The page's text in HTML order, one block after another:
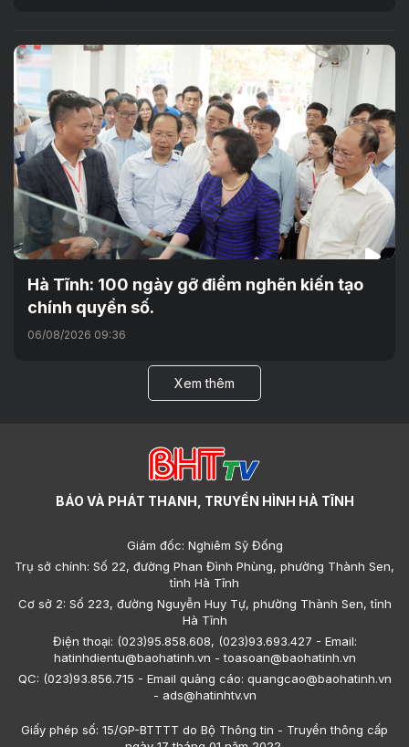
Hà Tĩnh: 100 ngày gỡ điểm nghẽn kiến tạo
chính quyền số.
06/08/2026 09:36
Xem thêm
BÁO VÀ PHÁT THANH, TRUYỀN HÌNH HÀ TĨNH
Giám đốc: Nghiêm Sỹ Đống
Trụ sở chính: Số 22, đường Phan Đình Phùng, phường Thành Sen,
tỉnh Hà Tĩnh
Cơ sở 2: Số 223, đường Nguyễn Huy Tự, phường Thành Sen, tỉnh
Hà Tĩnh
Điện thoại: (023)95.858.608, (023)93.693.427 - Email:
hatinhdientu@baohatinh.vn - toasoan@baohatinh.vn
QC: (023)93.856.715 - Email quảng cáo: quangcao@baohatinh.vn
- ads@hatinhtv.vn
Giấy phép số: 15/GP-BTTTT do Bộ Thông tin - Truyền thông cấp